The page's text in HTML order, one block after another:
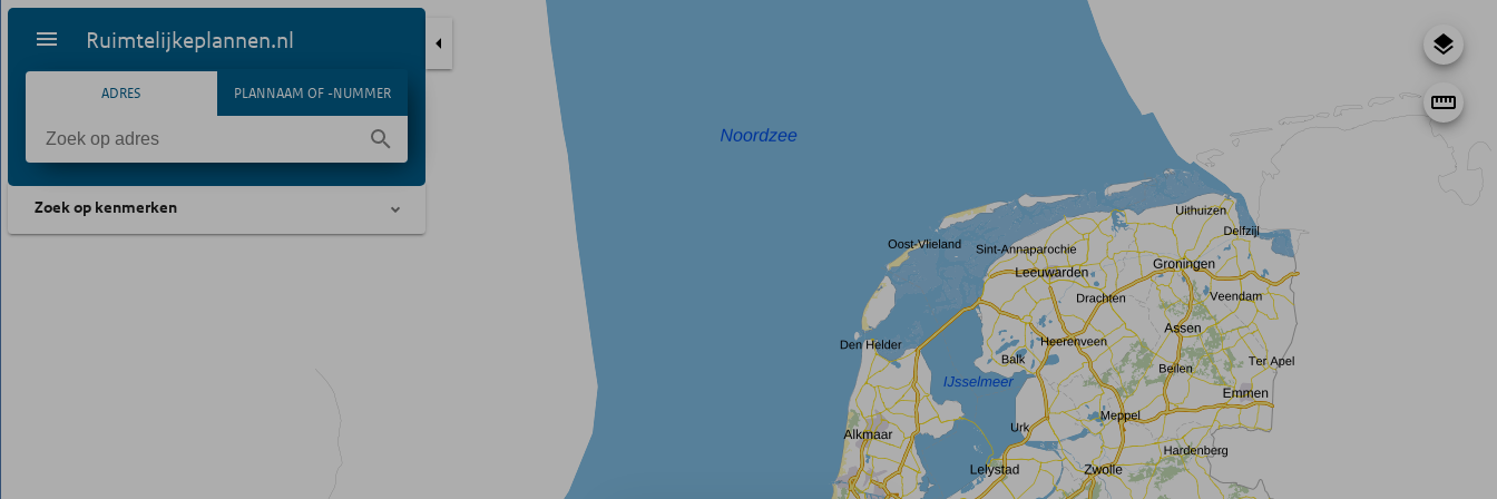
Ruimtelijkeplannen.nl
ADRES PLANNAAM OF -NUMMER
Zoek op kenmerken